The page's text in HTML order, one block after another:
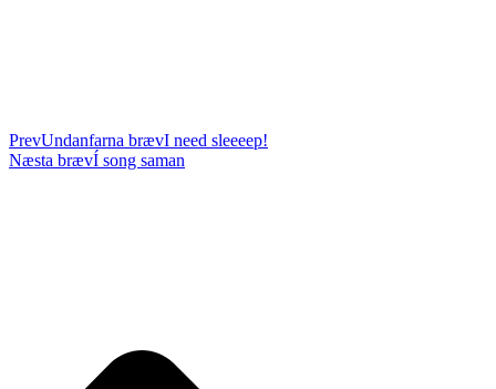
PrevUndanfarna brævI need sleeeep!
Næsta brævÍ song saman